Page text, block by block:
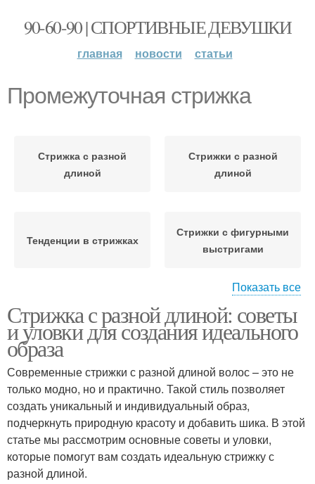
90-60-90 | СПОРТИВНЫЕ ДЕВУШКИ
главная новости статьи
Промежуточная стрижка
Стрижка с разной
длиной
Стрижки с разной
длиной
Тенденции в стрижках
Стрижки с фигурными
выстригами
Короткая стрижка Короткие стрижки
Стрижка для женщины Французская стрижка
Стрижка на разных
типах
Показать все
Стрижка с разной длиной: советы
и уловки для создания идеального
образа
Современные стрижки с разной длиной волос – это не
только модно, но и практично. Такой стиль позволяет
создать уникальный и индивидуальный образ,
подчеркнуть природную красоту и добавить шика. В этой
статье мы рассмотрим основные советы и уловки,
которые помогут вам создать идеальную стрижку с
разной длиной.